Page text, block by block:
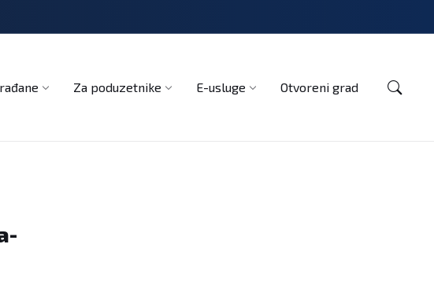
Za poduzetnike E-usluge Otvoreni grad